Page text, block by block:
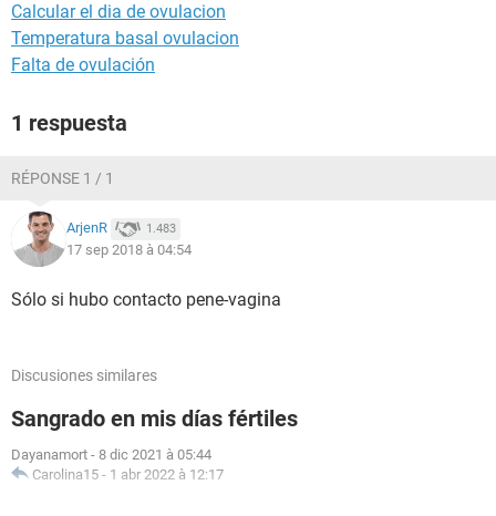
Calcular el dia de ovulacion
Temperatura basal ovulacion
Falta de ovulación
1 respuesta
RÉPONSE 1 / 1
ArjenR 1.483
17 sep 2018 à 04:54
Sólo si hubo contacto pene-vagina
Discusiones similares
Sangrado en mis días fértiles
Dayanamort - 8 dic 2021 à 05:44
Carolina15 - 1 abr 2022 à 12:17